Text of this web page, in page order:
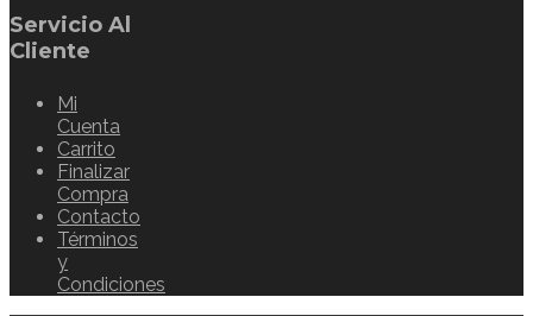
Servicio Al
Cliente
Mi
Cuenta
Carrito
Finalizar
Compra
Contacto
Términos
y
Condiciones